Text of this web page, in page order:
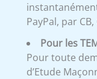
PayPal, par
Pour les
Pour toute
d’Etude